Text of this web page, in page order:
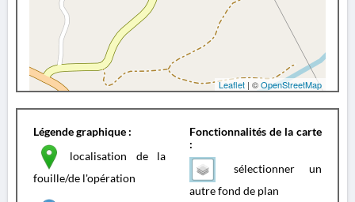
Leaflet | ©OpenStreetMap
Légende graphique :
localisation de la
fouille/de l'opération
Fonctionnalités de la carte
:
sélectionner un
autre fond de plan